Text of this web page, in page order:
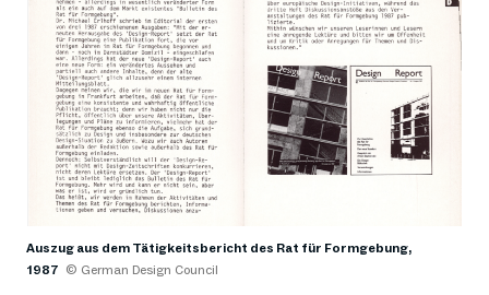
Auszug aus dem Tätigkeitsbericht des Rat für Formgebung,
1987 © German Design Council